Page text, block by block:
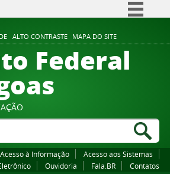
ALTO CONTRASTE MAPA DO SITE
Comunica BR
Participe
Canais
Federal
Acesso à Informação
Acesso aos Sistemas
Ouvidoria Fala.BR Contatos